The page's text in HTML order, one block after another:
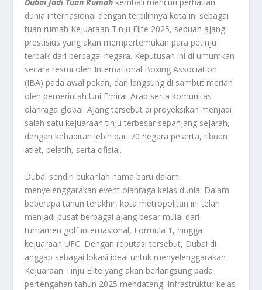
dunia internasional dengan terpilihnya kota ini sebagai
tuan rumah Kejuaraan Tinju Elite 2025, sebuah ajang
prestisius yang akan mempertemukan para petinju
terbaik dari berbagai negara. Keputusan ini di umumkan
secara resmi oleh International Boxing Association
(IBA) pada awal pekan, dan langsung di sambut meriah
oleh pemerintah Uni Emirat Arab serta komunitas
olahraga global. Ajang tersebut di proyeksikan menjadi
salah satu kejuaraan tinju terbesar sepanjang sejarah,
dengan kehadiran lebih dari 70 negara peserta, ribuan
atlet, pelatih, serta ofisial.
Dubai sendiri bukanlah nama baru dalam
menyelenggarakan event olahraga kelas dunia. Dalam
beberapa tahun terakhir, kota metropolitan ini telah
menjadi pusat berbagai ajang besar mulai dari
turnamen golf internasional, Formula 1, hingga
kejuaraan UFC. Dengan reputasi tersebut, Dubai di
anggap sebagai lokasi ideal untuk menyelenggarakan
Kejuaraan Tinju Elite yang akan berlangsung pada
pertengahan tahun 2025 mendatang. Infrastruktur kelas